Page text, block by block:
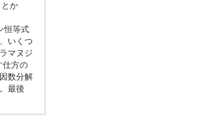
か
恒等式
いくつ
マヌジ
仕方の
数分解
最後